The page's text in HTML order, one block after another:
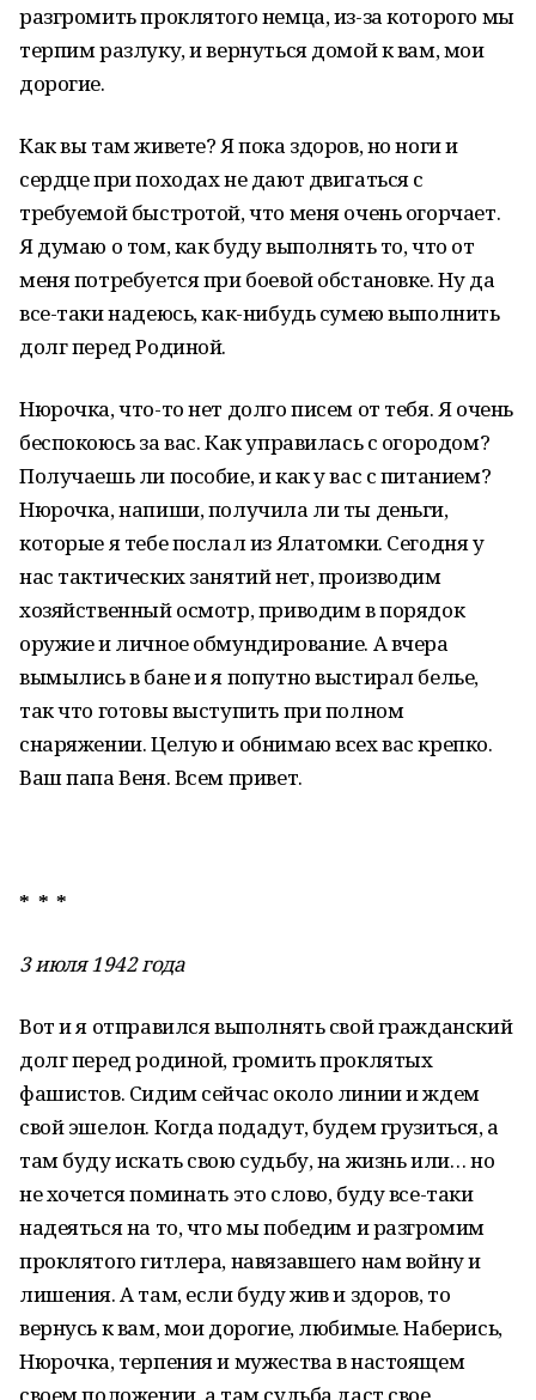
разгромить проклятого немца, из-за которого мы
терпим разлуку, и вернуться домой к вам, мои
дорогие.
Как вы там живете? Я пока здоров, но ноги и
сердце при походах не дают двигаться с
требуемой быстротой, что меня очень огорчает.
Я думаю о том, как буду выполнять то, что от
меня потребуется при боевой обстановке. Ну да
все-таки надеюсь, как-нибудь сумею выполнить
долг перед Родиной.
Нюрочка, что-то нет долго писем от тебя. Я очень
беспокоюсь за вас. Как управилась с огородом?
Получаешь ли пособие, и как у вас с питанием?
Нюрочка, напиши, получила ли ты деньги,
которые я тебе послал из Ялатомки. Сегодня у
нас тактических занятий нет, производим
хозяйственный осмотр, приводим в порядок
оружие и личное обмундирование. А вчера
вымылись в бане и я попутно выстирал белье,
так что готовы выступить при полном
снаряжении. Целую и обнимаю всех вас крепко.
Ваш папа Веня. Всем привет.
* * *
3 июля 1942 года
Вот и я отправился выполнять свой гражданский
долг перед родиной, громить проклятых
фашистов. Сидим сейчас около линии и ждем
свой эшелон. Когда подадут, будем грузиться, а
там буду искать свою судьбу, на жизнь или… но
не хочется поминать это слово, буду все-таки
надеяться на то, что мы победим и разгромим
проклятого гитлера, навязавшего нам войну и
лишения. А там, если буду жив и здоров, то
вернусь к вам, мои дорогие, любимые. Наберись,
Нюрочка, терпения и мужества в настоящем